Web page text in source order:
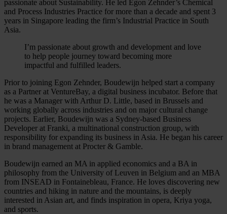
passionate about Sustainability. He led Egon Zehnder’s Chemical
and Process Industries Practice for more than a decade and spent 3
years in Singapore leading the firm’s Industrial Practice in South
Asia.
I’m passionate about growth and development and love
to help people journey toward becoming more
impactful and fulfilled leaders.
Prior to joining Egon Zehnder, Boudewijn helped start a company
as a Partner at VentureBay, a digital business incubator. Before that
he was a Manager with Arthur D. Little, based in Brussels and
working globally across industries and on major cultural change
projects. Earlier, Boudewijn was a Sydney-based Business
Developer at Franki, a multinational construction group, with
responsibility for expanding its business in Asia. He began his career
in brand management at Procter & Gamble.
Boudewijn earned an MA in applied economics and a BA in
philosophy from the University of Leuven in Belgium and an MBA
from INSEAD in Fontainebleau, France. He loves discovering new
countries and hiking in nature and the mountains, is deeply
interested in Asian art, and finds inspiration in opera, Kriya yoga,
and sports.